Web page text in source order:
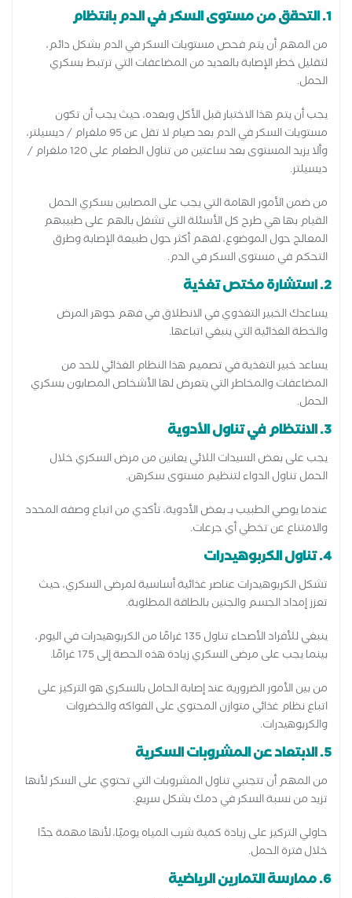
1. التحقق من مستوى السكر في الدم بانتظام
من المهم أن يتم فحص مستويات السكر في الدم بشكل دائم،
لتقليل خطر الإصابة بالعديد من المضاعفات التي ترتبط بسكري
الحمل.
يجب أن يتم هذا الاختبار قبل الأكل وبعده، حيث يجب أن تكون
مستويات السكر في الدم بعد صيام لا تقل عن 95 ملغرام / ديسيلتر،
وألا يزيد المستوى بعد ساعتين من تناول الطعام على 120 ملغرام /
ديسيلتر.
من ضمن الأمور الهامة التي يجب على المصابين بسكري الحمل
القيام بها هي طرح كل الأسئلة التي تشغل بالهم على طبيبهم
المعالج حول الموضوع، لفهم أكثر حول طبيعة الإصابة وطرق
التحكم في مستوى السكر في الدم.
2. استشارة مختص تغذية
يساعدك الخبير التغذوي في الانطلاق في فهم جوهر المرض
والخطة الغذائية التي ينبغي اتباعها.
يساعد خبير التغذية في تصميم هذا النظام الغذائي للحد من
المضاعفات والمخاطر التي يتعرض لها الأشخاص المصابون بسكري
الحمل.
3. الانتظام في تناول الأدوية
يجب على بعض السيدات اللائي يعانين من مرض السكري خلال
الحمل تناول الدواء لتنظيم مستوى سكرهن.
عندما يوصي الطبيب بـ بعض الأدوية، تأكدي من اتباع وصفه المحدد
والامتناع عن تخطي أي جرعات.
4. تناول الكربوهيدرات
تشكل الكربوهيدرات عناصر غذائية أساسية لمرضى السكري، حيث
تعزز إمداد الجسم والجنين بالطاقة المطلوبة.
ينبغي للأفراد الأصحاء تناول 135 غرامًا من الكربوهيدرات في اليوم،
بينما يجب على مرضى السكري زيادة هذه الحصة إلى 175 غرامًا.
من بين الأمور الضرورية عند إصابة الحامل بالسكري هو التركيز على
اتباع نظام غذائي متوازن المحتوي على الفواكه والخضروات
والكربوهيدرات.
5. الابتعاد عن المشروبات السكرية
من المهم أن تتجنبي تناول المشروبات التي تحتوي على السكر لأنها
تزيد من نسبة السكر في دمك بشكل سريع.
حاولي التركيز على زيادة كمية شرب المياه يوميًا، لأنها مهمة جدًا
خلال فترة الحمل.
6. ممارسة التمارين الرياضية